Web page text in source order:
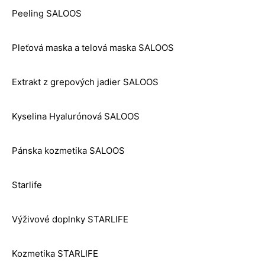
Peeling SALOOS
Pleťová maska a telová maska SALOOS
Extrakt z grepových jadier SALOOS
Kyselina Hyalurónová SALOOS
Pánska kozmetika SALOOS
Starlife
Výživové doplnky STARLIFE
Kozmetika STARLIFE